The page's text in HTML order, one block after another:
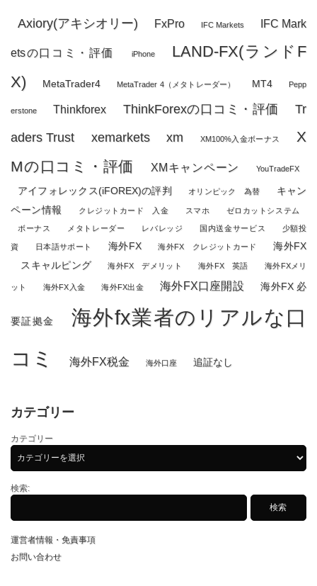
Axiory(アキシオリー) FxPro IFC Markets IFC Mark
etsの口コミ・評価 iPhone
LAND-FX(ランドF
X)
MetaTrader4 MetaTrader 4（メタトレーダー） MT4 Pepp
erstone Thinkforex ThinkForexの口コミ・評価
Tr
aders Trust
xemarkets xm XM100%入金ボーナス
X
Mの口コミ・評価
XMキャンペーン YouTradeFX
アイフォレックス(iFOREX)の評判 オリンピック 為替
キャン
ペーン情報
クレジットカード 入金 スマホ ゼロカットシステム
ボーナス メタトレーダー レバレッジ 国内送金サービス 少額投
資 日本語サポート 海外FX 海外FX クレジットカード
海外FX
スキャルピング
海外FX デメリット 海外FX 英語 海外FXメリ
ット 海外FX入金 海外FX出金 海外FX口座開設 海外FX 必
要証拠金
海外fx業者のリアルな口
コミ
海外FX税金 海外口座 追証なし
カテゴリー
カテゴリー
検索:
運営者情報・免責事項
お問い合わせ